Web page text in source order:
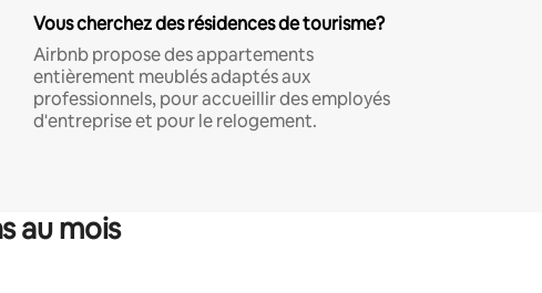
Vous cherchez des résidences de tourisme?
Airbnb propose des appartements
entièrement meublés adaptés aux
professionnels, pour accueillir des employés
d'entreprise et pour le relogement.
au mois